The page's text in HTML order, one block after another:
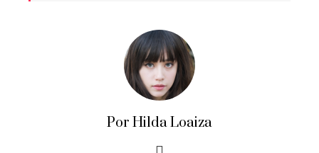
Por Hilda Loaiza